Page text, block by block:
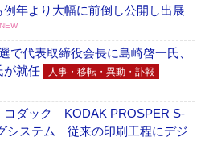
年より大幅に前倒し公開し出展
NEW
代表取締役会長に島崎啓一氏、
が就任
人事・移転・異動・訃報
コダック KODAK PROSPER S-
システム 従来の印刷工程にデジ